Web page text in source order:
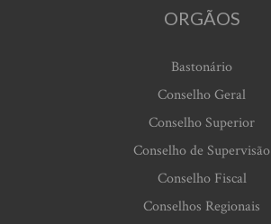
ORGÃOS
Bastonário
Conselho Geral
Conselho Superior
Conselho de Supervisão
Conselho Fiscal
Conselhos Regionais